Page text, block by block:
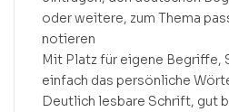
oder weitere, zum Thema
notieren
Mit Platz für eigene Begriffe,
einfach das persönliche
Deutlich lesbare Schrift, gut